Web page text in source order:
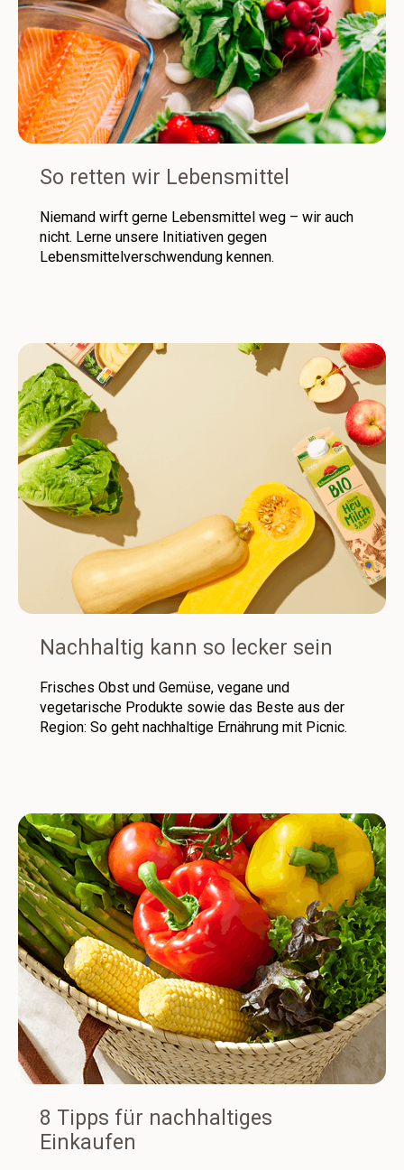
So retten wir Lebensmittel
Niemand wirft gerne Lebensmittel weg – wir auch
nicht. Lerne unsere Initiativen gegen
Lebensmittelverschwendung kennen.
Nachhaltig kann so lecker sein
Frisches Obst und Gemüse, vegane und
vegetarische Produkte sowie das Beste aus der
Region: So geht nachhaltige Ernährung mit Picnic.
8 Tipps für nachhaltiges
Einkaufen